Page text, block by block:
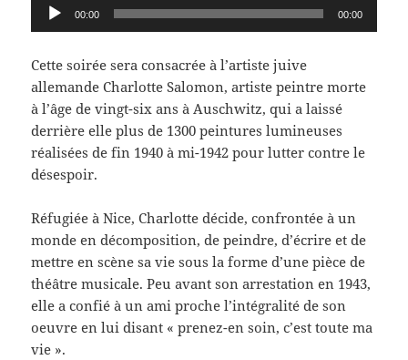
Lecteur
audio
00:00 00:00
Cette soirée sera consacrée à l’artiste juive
allemande Charlotte Salomon, artiste peintre morte
à l’âge de vingt-six ans à Auschwitz, qui a laissé
derrière elle plus de 1300 peintures lumineuses
réalisées de fin 1940 à mi-1942 pour lutter contre le
désespoir.
Réfugiée à Nice, Charlotte décide, confrontée à un
monde en décomposition, de peindre, d’écrire et de
mettre en scène sa vie sous la forme d’une pièce de
théâtre musicale. Peu avant son arrestation en 1943,
elle a confié à un ami proche l’intégralité de son
oeuvre en lui disant « prenez-en soin, c’est toute ma
vie ».